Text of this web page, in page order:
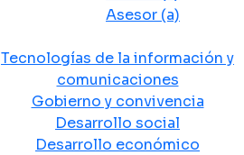
Asesor (a)
Tecnologías de la información y
comunicaciones
Gobierno y convivencia
Desarrollo social
Desarrollo económico